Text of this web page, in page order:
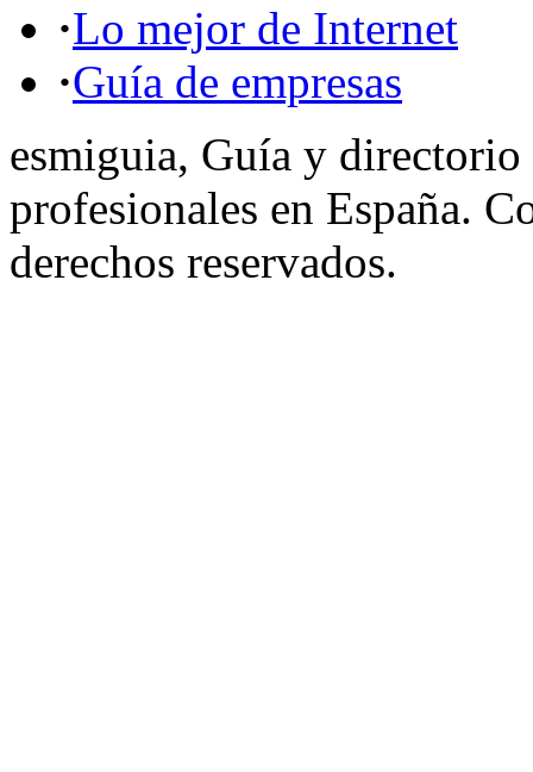
·Lo mejor de Internet
·Guía de empresas
esmiguia, Guía y directorio
profesionales en España.
derechos reservados.